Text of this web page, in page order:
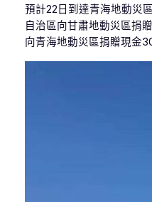
預計22日到達青海地動災
自治區向甘肅地動災區捐
向青海地動災區捐贈現金